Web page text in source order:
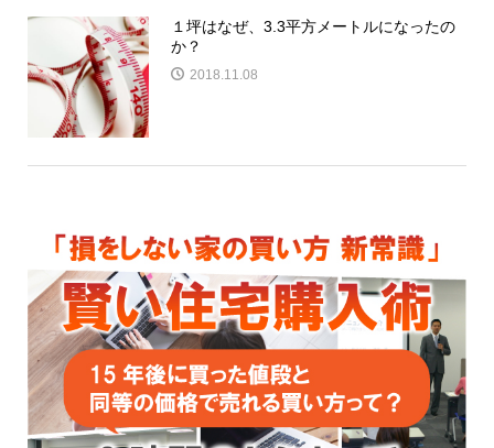
１坪はなぜ、3.3平方メートルになったの
か？
2018.11.08